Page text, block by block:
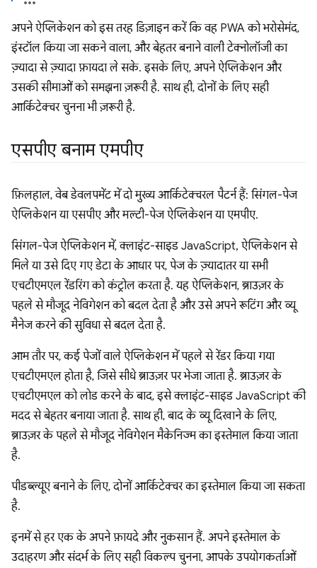
अपने ऐप्लिकेशन को इस तरह डिज़ाइन करें कि वह PWA को भरोसेमंद,
इंस्टॉल किया जा सकने वाला, और बेहतर बनाने वाली टेक्नोलॉजी का
ज़्यादा से ज़्यादा फ़ायदा ले सके. इसके लिए, अपने ऐप्लिकेशन और
उसकी सीमाओं को समझना ज़रूरी है. साथ ही, दोनों के लिए सही
आर्किटेक्चर चुनना भी ज़रूरी है.
एसपीए बनाम एमपीए
फ़िलहाल, वेब डेवलपमेंट में दो मुख्य आर्किटेक्चरल पैटर्न हैं: सिंगल-पेज
ऐप्लिकेशन या एसपीए और मल्टी-पेज ऐप्लिकेशन या एमपीए.
सिंगल-पेज ऐप्लिकेशन में, क्लाइंट-साइड JavaScript, ऐप्लिकेशन से
मिले या उसे दिए गए डेटा के आधार पर, पेज के ज़्यादातर या सभी
एचटीएमएल रेंडरिंग को कंट्रोल करता है. यह ऐप्लिकेशन, ब्राउज़र के
पहले से मौजूद नेविगेशन को बदल देता है और उसे अपने रूटिंग और व्यू
मैनेज करने की सुविधा से बदल देता है.
आम तौर पर, कई पेजों वाले ऐप्लिकेशन में पहले से रेंडर किया गया
एचटीएमएल होता है, जिसे सीधे ब्राउज़र पर भेजा जाता है. ब्राउज़र के
एचटीएमएल को लोड करने के बाद, इसे क्लाइंट-साइड JavaScript की
मदद से बेहतर बनाया जाता है. साथ ही, बाद के व्यू दिखाने के लिए,
ब्राउज़र के पहले से मौजूद नेविगेशन मैकेनिज्म का इस्तेमाल किया जाता
है.
पीडब्ल्यूए बनाने के लिए, दोनों आर्किटेक्चर का इस्तेमाल किया जा सकता
है.
इनमें से हर एक के अपने फ़ायदे और नुकसान हैं. अपने इस्तेमाल के
उदाहरण और संदर्भ के लिए सही विकल्प चुनना, आपके उपयोगकर्ताओं